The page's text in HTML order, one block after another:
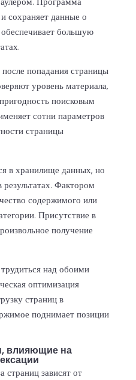
сохраняет данные о
большую
попадания страницы
уровень материала,
поисковым
сотни параметров
страницы
в хранилище данных, но
Фактором
содержимого или
Присутствие в
получение
над обоими
оптимизация
страниц в
поднимает позиции
влияющие на
страниц зависят от